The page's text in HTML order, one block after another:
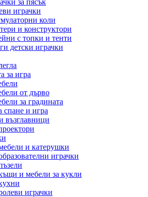
за пясък
играчки
коли
и конструктори
с топки и тенти
детски играчки
за игра
от дърво
за градината
спане и игра
възглавници
и катерушки
играчки
и мебели за кукли
играчки